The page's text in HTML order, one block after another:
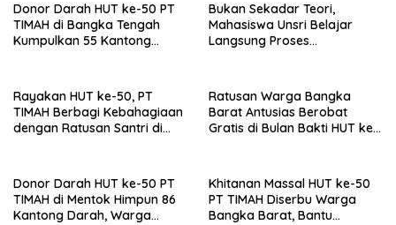
Donor Darah HUT ke-50 PT
TIMAH di Bangka Tengah
Kumpulkan 55 Kantong
Bukan Sekadar Teori,
Mahasiswa Unsri Belajar
Langsung Proses
Rayakan HUT ke-50, PT
TIMAH Berbagi Kebahagiaan
dengan Ratusan Santri di
Ratusan Warga Bangka
Barat Antusias Berobat
Gratis di Bulan Bakti HUT ke-
Donor Darah HUT ke-50 PT
TIMAH di Mentok Himpun 86
Kantong Darah, Warga
Khitanan Massal HUT ke-50
PT TIMAH Diserbu Warga
Bangka Barat, Bantu